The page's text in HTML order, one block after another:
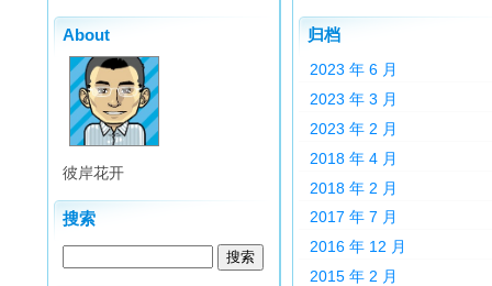
About
彼岸花开
搜索
归档
2023 年 6 月
2023 年 3 月
2023 年 2 月
2018 年 4 月
2018 年 2 月
2017 年 7 月
2016 年 12 月
2015 年 2 月